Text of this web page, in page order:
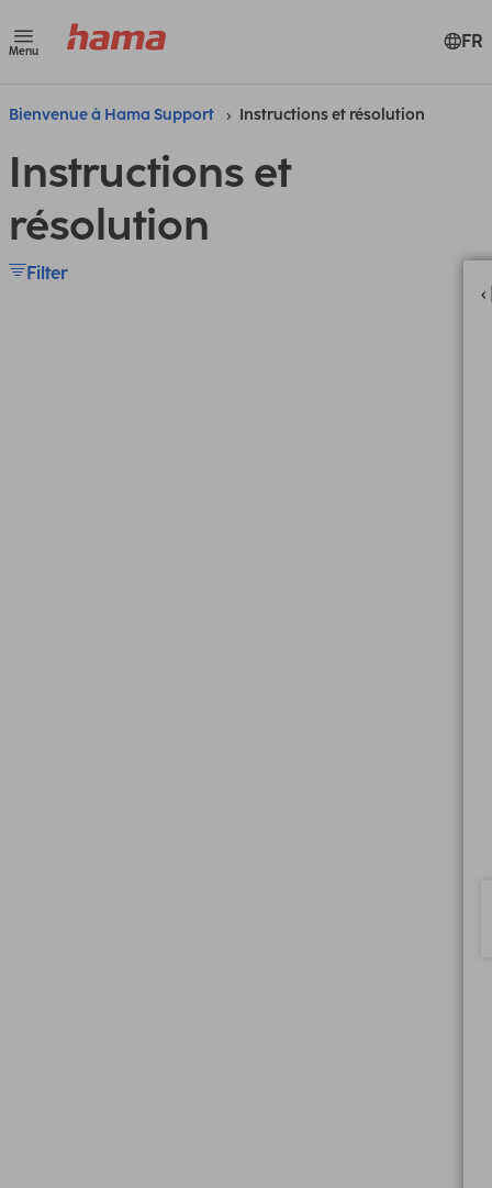
Menu FR
Bienvenue à Hama Support Instructions et résolution
Instructions et
résolution
Filter